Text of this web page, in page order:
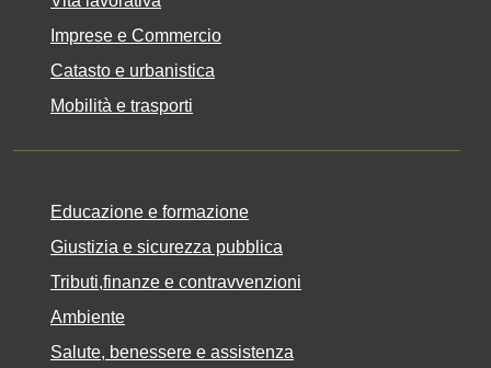
Imprese e Commercio
Catasto e urbanistica
Mobilità e trasporti
Educazione e formazione
Giustizia e sicurezza pubblica
Tributi,finanze e contravvenzioni
Ambiente
Salute, benessere e assistenza